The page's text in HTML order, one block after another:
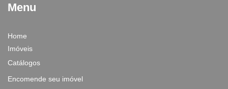
Menu
Home
Imóveis
Catálogos
Encomende seu imóvel